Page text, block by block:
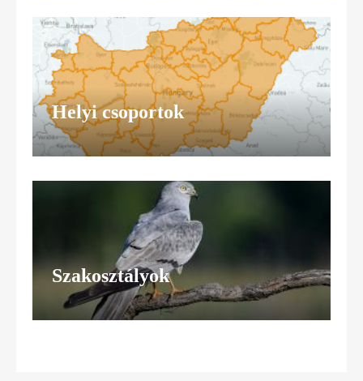
Helyi csoportok
Szakosztályok